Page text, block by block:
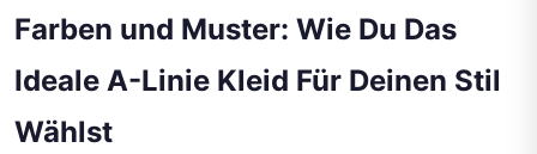
Farben und Muster: Wie Du Das
Ideale A-Linie Kleid Für Deinen Stil
Wählst